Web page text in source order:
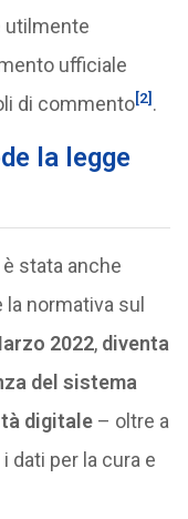
utilmente
ufficiale
di commento[2] .
la legge
stata anche
normativa sul
2022, diventa
del sistema
digitale – oltre a
dati per la cura e